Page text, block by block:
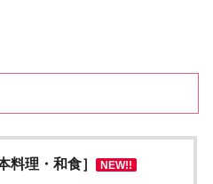
料理・和食］ NEW!!